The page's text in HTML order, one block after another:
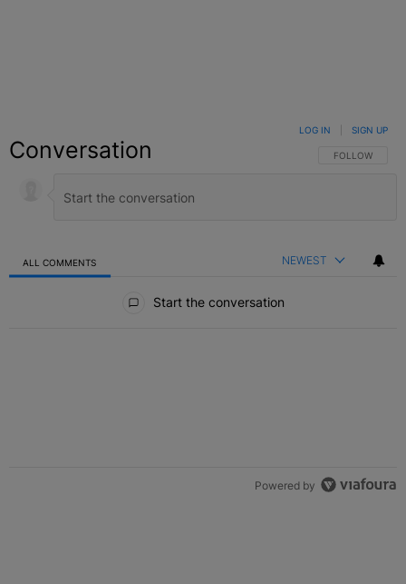
Conversation FOLLOW THIS
FOLLOW
LOG IN SIGN UP
ALL COMMENTS NEWEST
Start the conversation
Powered by